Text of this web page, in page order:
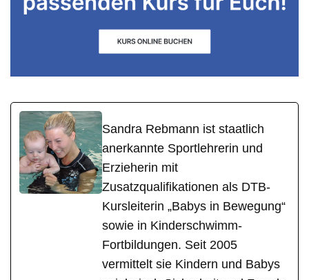
Sandra Rebmann ist staatlich
anerkannte Sportlehrerin und
Erzieherin mit
Zusatzqualifikationen als DTB-
Kursleiterin „Babys in Bewegung“
sowie in Kinderschwimm-
Fortbildungen. Seit 2005
vermittelt sie Kindern und Babys